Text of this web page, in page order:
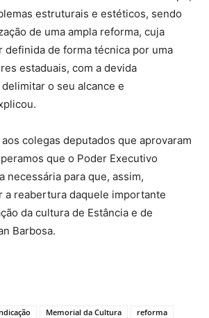
estruturais e estéticos, sendo
de uma ampla reforma, cuja
definida de forma técnica por uma
estaduais, com a devida
o seu alcance e
colegas deputados que aprovaram
que o Poder Executivo
necessária para que, assim,
a reabertura daquele importante
da cultura de Estância e de
Barbosa.
Memorial da Cultura reforma